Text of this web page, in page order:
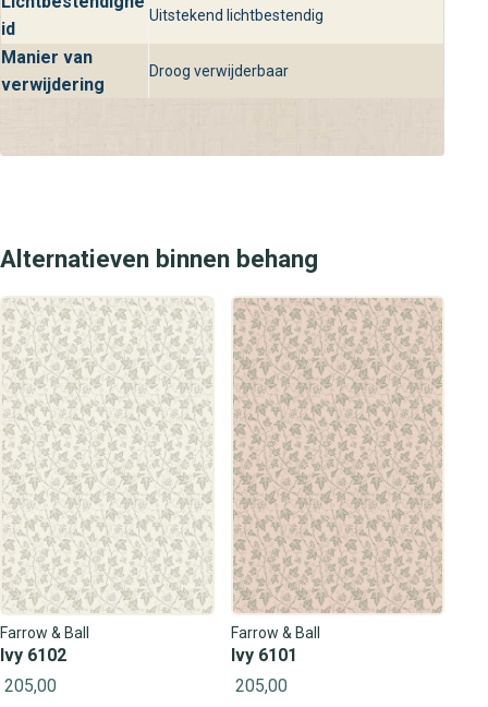
behangplaza vind jij gegarandeerd de perfecte
wandbekleding om jouw interieur een stijlvolle en luxe
upgrade te geven.
id
Uitstekend lichtbestendig
Manier van
verwijdering
Droog verwijderbaar
Alternatieven binnen behang
Farrow & Ball
Ivy 6102
205,00
Farrow & Ball
Ivy 6101
205,00